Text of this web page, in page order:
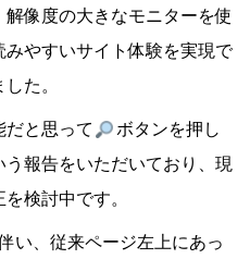
像度の大きなモニターを使
みやすいサイト体験を実現で
た。
だと思って
ボタンを押し
報告をいただいており、現
検討中です。
い、従来ページ左上にあっ